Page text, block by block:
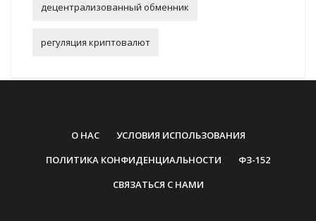
децентрализованный обменник
регуляция криптовалют
О НАС
УСЛОВИЯ ИСПОЛЬЗОВАНИЯ
ПОЛИТИКА КОНФИДЕНЦИАЛЬНОСТИ
ФЗ-152
СВЯЗАТЬСЯ С НАМИ